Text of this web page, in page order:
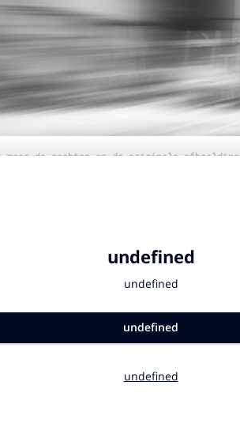
meer de rechten op de originele afbeelding